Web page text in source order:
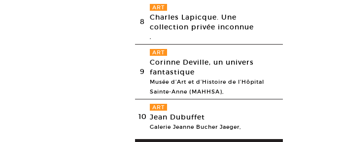
8
ART
Charles Lapicque. Une
collection privée inconnue
,
9
ART
Corinne Deville, un univers
fantastique
Musée d’Art et d’Histoire de l’Hôpital
Sainte-Anne (MAHHSA),
10
ART
Jean Dubuffet
Galerie Jeanne Bucher Jaeger,